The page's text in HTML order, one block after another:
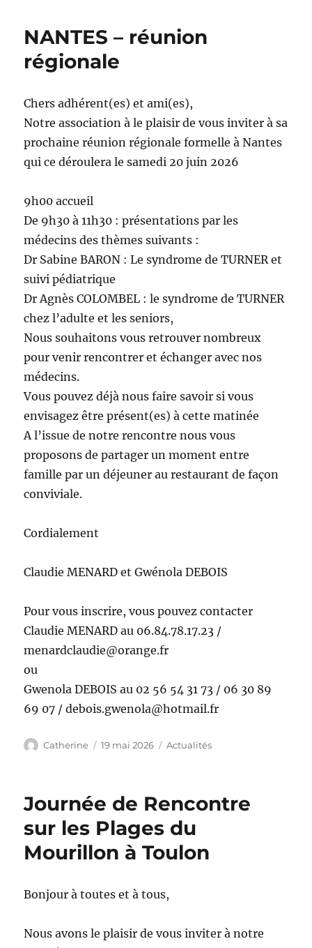
NANTES – réunion
régionale
Chers adhérent(es) et ami(es),
Notre association à le plaisir de vous inviter à sa
prochaine réunion régionale formelle à Nantes
qui ce déroulera le samedi 20 juin 2026
9h00 accueil
De 9h30 à 11h30 : présentations par les
médecins des thèmes suivants :
Dr Sabine BARON : Le syndrome de TURNER et
suivi pédiatrique
Dr Agnès COLOMBEL : le syndrome de TURNER
chez l’adulte et les seniors,
Nous souhaitons vous retrouver nombreux
pour venir rencontrer et échanger avec nos
médecins.
Vous pouvez déjà nous faire savoir si vous
envisagez être présent(es) à cette matinée
A l’issue de notre rencontre nous vous
proposons de partager un moment entre
famille par un déjeuner au restaurant de façon
conviviale.
Cordialement
Claudie MENARD et Gwénola DEBOIS
Pour vous inscrire, vous pouvez contacter
Claudie MENARD au 06.84.78.17.23 /
menardclaudie@orange.fr
ou
Gwenola DEBOIS au 02 56 54 31 73 / 06 30 89
69 07 / debois.gwenola@hotmail.fr
Auteur
Catherine
Publié
19 mai 2026 Catégories
Actualités
Journée de Rencontre
sur les Plages du
Mourillon à Toulon
Bonjour à toutes et à tous,
Nous avons le plaisir de vous inviter à notre